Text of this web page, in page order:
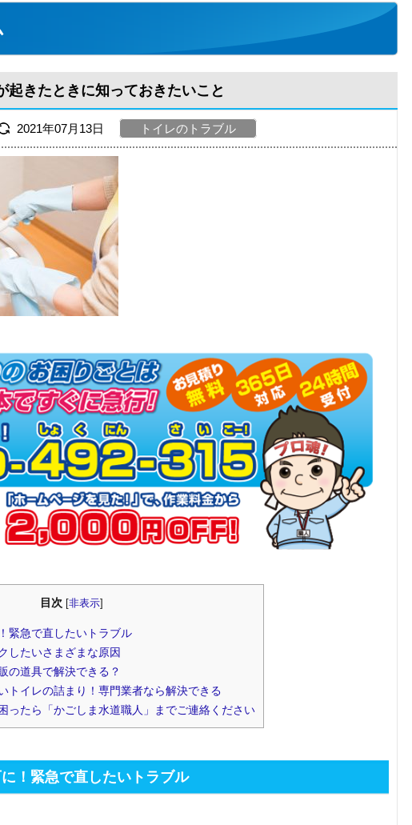
起きたときに知っておきたいこと
2021年07月13日 トイレのトラブル
目次 [非表示]
緊急で直したいトラブル
したいさまざまな原因
の道具で解決できる？
トイレの詰まり！専門業者なら解決できる
ったら「かごしま水道職人」までご連絡ください
に！緊急で直したいトラブル